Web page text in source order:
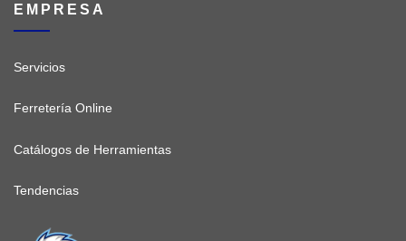
EMPRESA
Servicios
Ferretería Online
Catálogos de Herramientas
Tendencias